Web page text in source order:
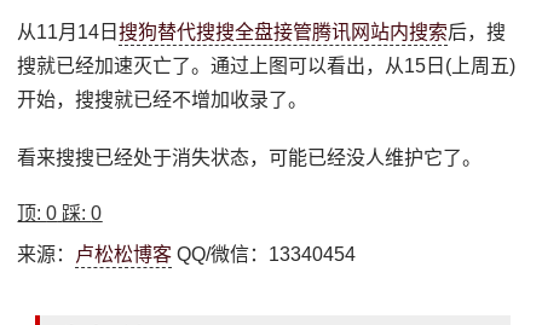
从11月14日搜狗替代搜搜全盘接管腾讯网站内搜索后，搜
搜就已经加速灭亡了。通过上图可以看出，从15日(上周五)
开始，搜搜就已经不增加收录了。
看来搜搜已经处于消失状态，可能已经没人维护它了。
顶:0 踩:0
来源： 卢松松博客 QQ/微信：13340454